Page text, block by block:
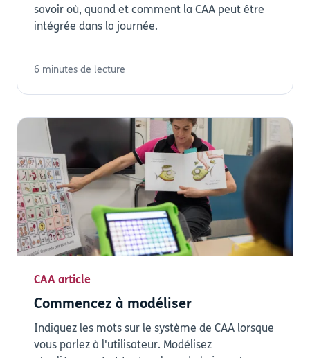
savoir où, quand et comment la CAA peut être
intégrée dans la journée.
6 minutes de lecture
CAA article
Commencez à modéliser
Indiquez les mots sur le système de CAA lorsque
vous parlez à l'utilisateur. Modélisez